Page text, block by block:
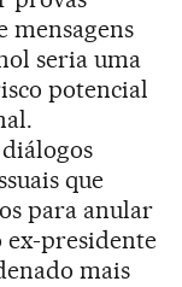
mensagens
seria uma
potencial
que
para anular
ex-presidente
mais